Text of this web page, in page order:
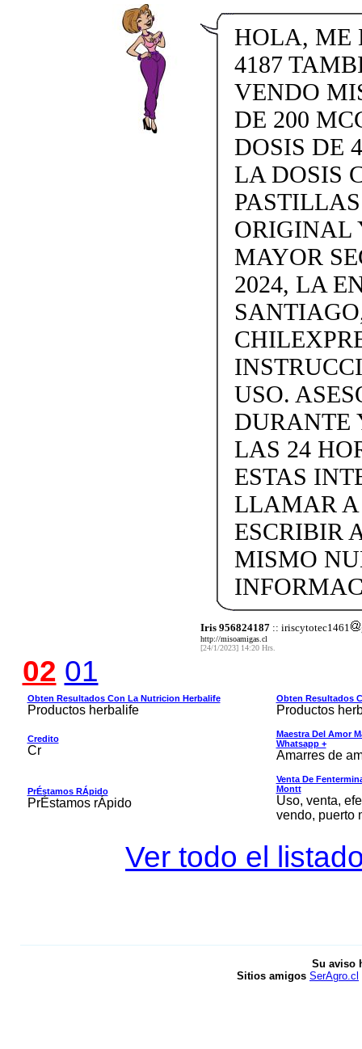
HOLA, ME
4187
VENDO
DE 200
DOSIS DE
LA DOSIS
ORIGINAL
MAYOR
2024, LA
USO.
DURANTE
LAS 24
ESTAS
LLAMAR A
ESCRIBIR
MISMO
Iris 956824187:: iriscytotec1461
http://misoamigas.cl
[24/1/2023] 14:20 Hrs.
02 01
Obten Resultados Con La Nutricion Herbalife
Productos herbalife
Obten Resultados
Productos
Credito
Cr
Maestra Del Amor
Whatsapp +
Amarres de
PrÉstamos RÁpido
PrÉstamos rÁpido
Venta De
Montt
Uso, venta,
vendo, puerto
Ver todo el
Su aviso
Sitios amigos SerAgro.cl